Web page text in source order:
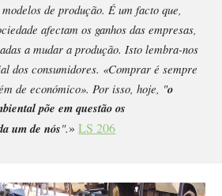
de produção. É um facto que,
afectam os ganhos das empresas,
a mudar a produção. Isto lembra-nos
dos consumidores. «Comprar é sempre
de económico». Por isso, hoje, "o
põe em questão os
um de nós".»LS 206